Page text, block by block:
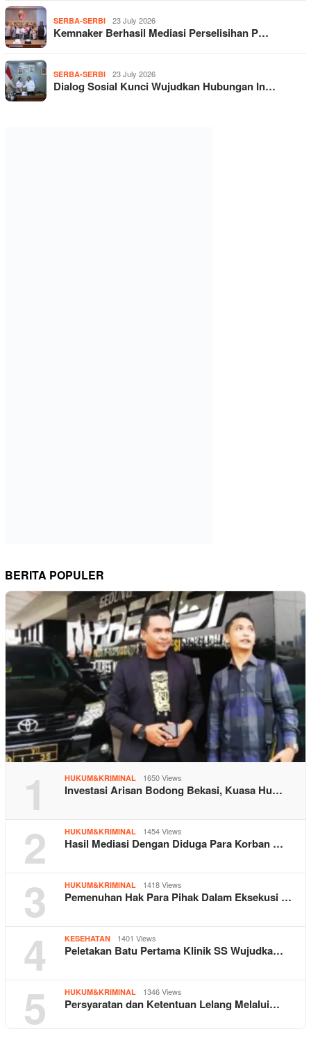
SERBA-SERBI 23 July 2026
Kemnaker Berhasil Mediasi Perselisihan P…
SERBA-SERBI 23 July 2026
Dialog Sosial Kunci Wujudkan Hubungan In…
BERITA POPULER
1 HUKUM&KRIMINAL 1650 Views
Investasi Arisan Bodong Bekasi, Kuasa Hu…
2 HUKUM&KRIMINAL 1454 Views
Hasil Mediasi Dengan Diduga Para Korban …
3 HUKUM&KRIMINAL 1418 Views
Pemenuhan Hak Para Pihak Dalam Eksekusi …
4 KESEHATAN 1401 Views
Peletakan Batu Pertama Klinik SS Wujudka…
5 HUKUM&KRIMINAL 1346 Views
Persyaratan dan Ketentuan Lelang Melalui…